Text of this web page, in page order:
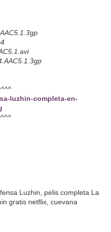
luzhin-completa-en-
Luzhin, pelis completa La
gratis netflix, cuevana